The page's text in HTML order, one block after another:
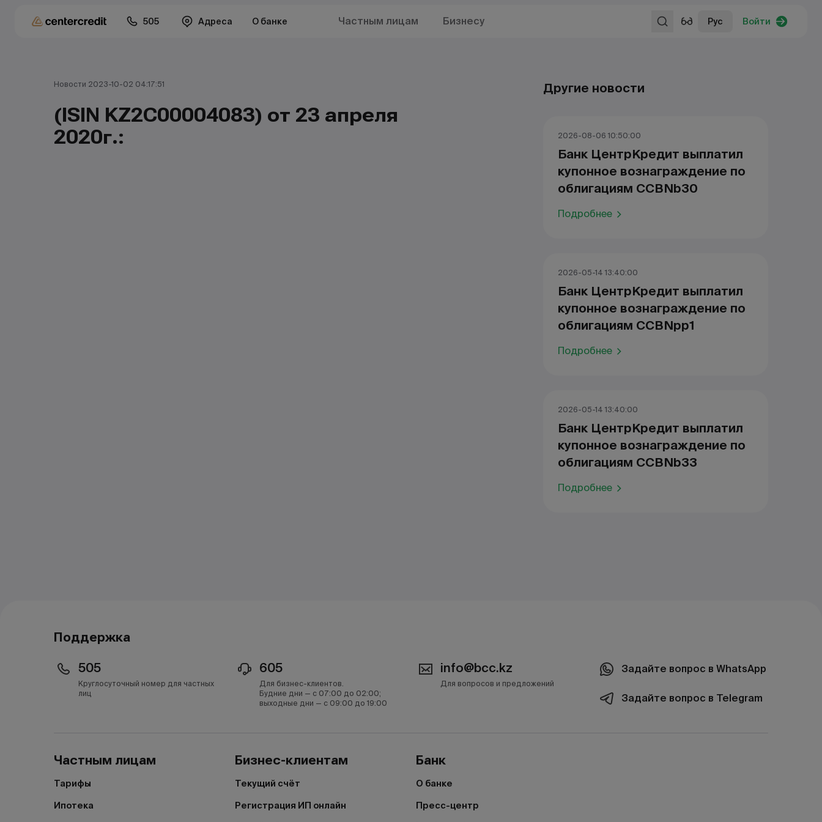
505 Адреса О банке Частным лицам Бизнесу Рус Войти
Новости 2023-10-02 04:17:51
(ISIN KZ2C00004083) от 23 апреля
2020г.:
Другие новости
2026-08-06 10:50:00
Банк ЦентрКредит выплатил
купонное вознаграждение по
облигациям CCBNb30
Подробнее
2026-05-14 13:40:00
Банк ЦентрКредит выплатил
купонное вознаграждение по
облигациям CCBNpp1
Подробнее
2026-05-14 13:40:00
Банк ЦентрКредит выплатил
купонное вознаграждение по
облигациям CCBNb33
Подробнее
Поддержка
505
Круглосуточный номер для частных
лиц
605
Для бизнес-клиентов.
Будние дни — с 07:00 до 02:00;
выходные дни — с 09:00 до 19:00
info@bcc.kz
Для вопросов и предложений
Задайте вопрос в WhatsApp
Задайте вопрос в Telegram
Частным лицам
Тарифы
Ипотека
Бизнес-клиентам
Текущий счёт
Регистрация ИП онлайн
Банк
О банке
Пресс-центр